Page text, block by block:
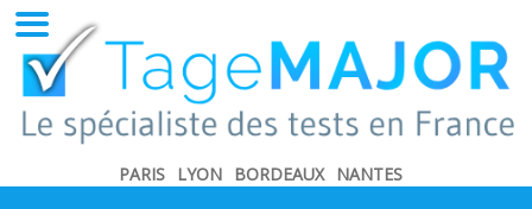
PARIS LYON BORDEAUX NANTES